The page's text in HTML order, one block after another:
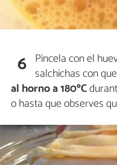
6 Pincela con el
salchichas con
al horno a 180ºC
o hasta que observes